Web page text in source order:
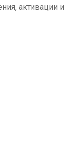
активации и